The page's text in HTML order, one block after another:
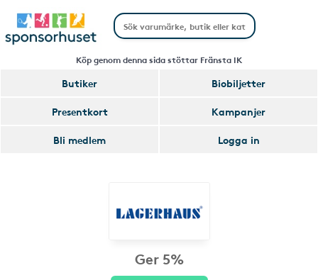
Köp genom denna sida stöttar Fränsta IK
Butiker
Biobiljetter
Presentkort
Kampanjer
Bli medlem
Logga in
Ger 5%